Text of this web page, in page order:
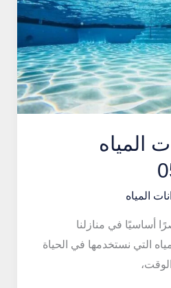
المياه
المياه
أساسيًا في منازلنا
التي نستخدمها في الحياة